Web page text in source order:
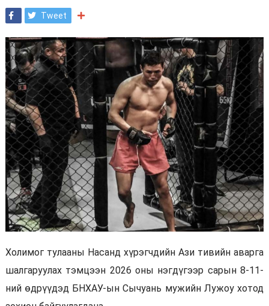
Tweet
Холимог тулааны Насанд хүрэгчдийн Ази тивийн аварга
шалгаруулах тэмцээн 2026 оны нэгдүгээр сарын 8-11-
ний өдрүүдэд БНХАУ-ын Сычуань мужийн Лужоу хотод